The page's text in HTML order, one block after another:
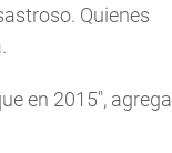
Quienes
en 2015", agrega